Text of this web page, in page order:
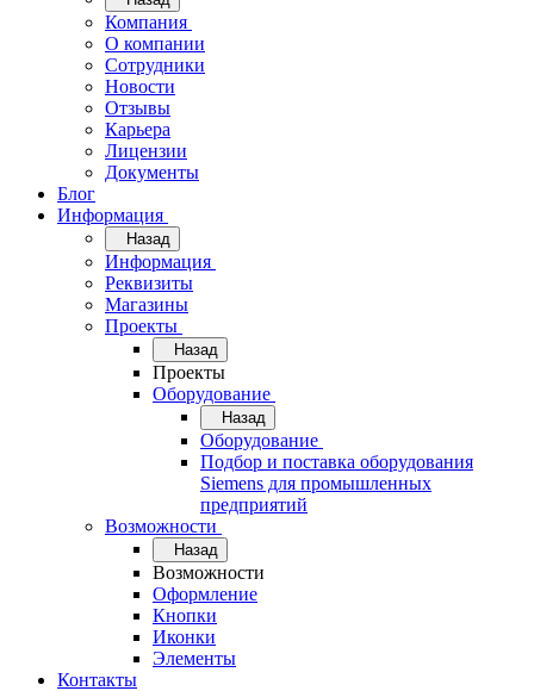
Компания
О компании
Сотрудники
Новости
Отзывы
Карьера
Лицензии
Документы
Блог
Информация
Назад
Информация
Реквизиты
Магазины
Проекты
Назад
Проекты
Оборудование
Назад
Оборудование
Подбор и поставка оборудования
Siemens для промышленных
предприятий
Возможности
Назад
Возможности
Оформление
Кнопки
Иконки
Элементы
Контакты